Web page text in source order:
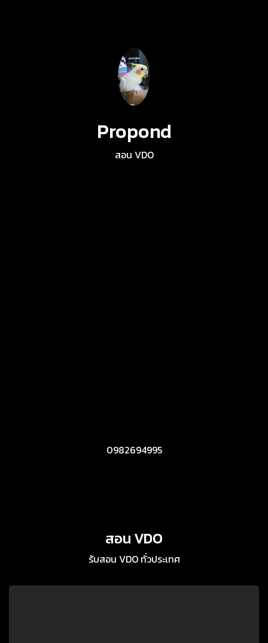
Propond
สอน VDO
0982694995
สอน VDO
รับสอน VDO ทั่วประเทศ